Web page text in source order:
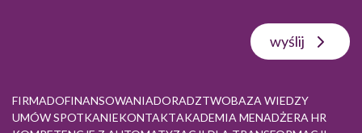
wyślij
FIRMADOFINANSOWANIADORADZTWOBAZA WIEDZY
UMÓW SPOTKANIEKONTAKTAKADEMIA MENADŻERA HR